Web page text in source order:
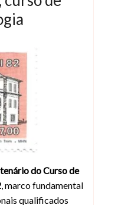
de
do Curso de
, marco fundamental
qualificados